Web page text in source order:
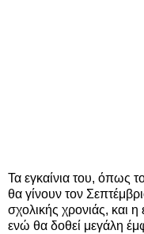
Τα εγκαίνια του, όπως
θα γίνουν τον
σχολικής χρονιάς, και
ενώ θα δοθεί μεγάλη